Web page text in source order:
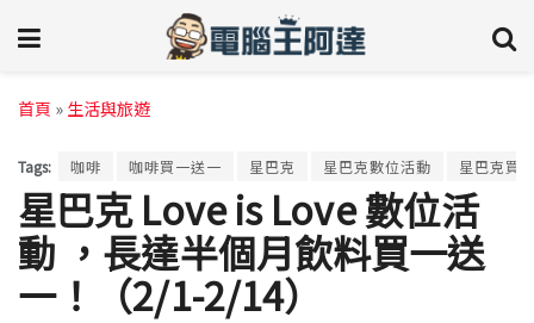
首頁 » 生活與旅遊
Tags: 咖啡 咖啡買一送一 星巴克 星巴克數位活動 星巴克買
星巴克 Love is Love 數位活
動 ，長達半個月飲料買一送
一！（2/1-2/14）